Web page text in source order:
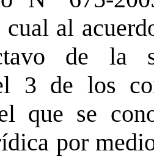
cual al
de la
3 de los
que se
por